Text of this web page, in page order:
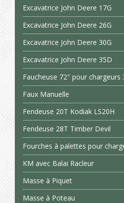
Excavatrice John Deere 17G
Excavatrice John Deere 26G
Excavatrice John Deere 30G
Excavatrice John Deere 35D
Faucheuse 72″ pour chargeurs
Faux Manuelle
Fendeuse 20T Kodiak LS20H
Fendeuse 28T Timber Devil
Fourches à palettes pour
KM avec Balai Racleur
Masse à Piquet
Masse à Poteau